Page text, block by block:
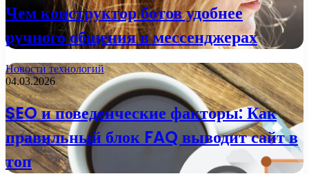
Чем конструктор ботов удобнее
ручного общения в мессенджерах
Новости технологий
04.03.2026
SEO и поведенческие факторы: Как
правильный блок FAQ выводит сайт в
топ